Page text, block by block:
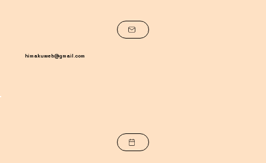
himakuweb@gmail.com